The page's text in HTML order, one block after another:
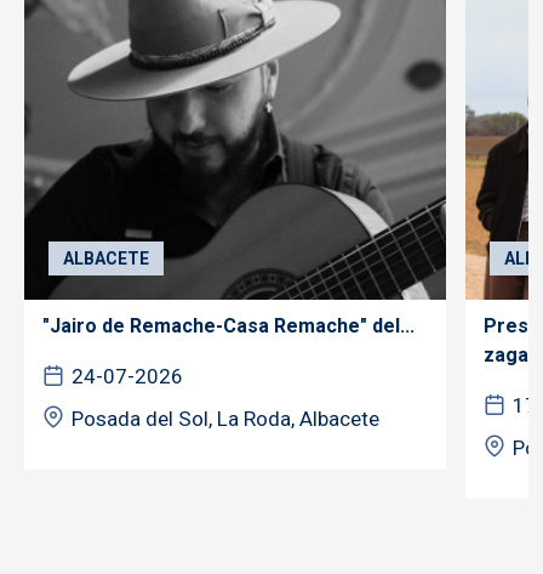
ALBACETE
"Jairo de Remache-Casa Remache" del...
24-07-2026
Posada del Sol, La Roda, Albacete